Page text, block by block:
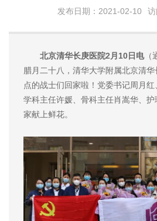
发布日期：2021-02-10 访
北京清华长庚医院2月10日电（
腊月二十八，清华大学附属北京清
点的战士们回家啦！党委书记周月
学科主任许媛、骨科主任肖嵩华、
家献上鲜花。